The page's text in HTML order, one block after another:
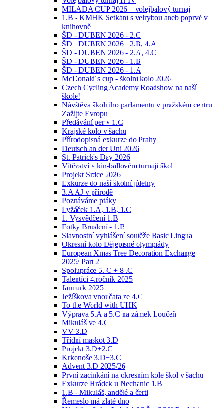
MILADA CUP 2026 – volejbalový turnaj
1.B - KMHK Setkání s velrybou aneb poprvé v
knihovně
ŠD - DUBEN 2026 - 2.C
ŠD - DUBEN 2026 - 2.B, 4.A
ŠD - DUBEN 2026 - 2.A, 4.C
ŠD - DUBEN 2026 - 1.B
ŠD - DUBEN 2026 - 1.A
McDonald´s cup - školní kolo 2026
Czech Cycling Academy Roadshow na naší
škole!
Návštěva školního parlamentu v pražském centru
Zažijte Evropu
Předávání per v 1.C
Krajské kolo v šachu
Přírodopisná exkurze do Prahy
Deutsch an der Uni 2026
St. Patrick's Day 2026
Vítězství v kin-ballovém turnaji škol
Projekt Srdce 2026
Exkurze do naší školní jídelny
3.A AJ v přírodě
Poznáváme ptáky
Lyžáček 1.A, 1.B, 1.C
1. Vysvědčení 1.B
Fotky Bruslení - 1.B
Slavnostní vyhlášení soutěže Basic Lingua
Okresní kolo Dějepisné olympiády
European Xmas Tree Decoration Exchange
2025/ Part 2
Spolupráce 5. C + 8 .C
Talentíci 4.ročník 2025
Jarmark 2025
Ježíškova vnoučata ze 4.C
To the World with UHK
Výprava 5.A a 5.C na zámek Loučeň
Mikuláš ve 4.C
VV 3.D
Třídní maskot 3.D
Projekt 3.D+2.C
Krkonoše 3.D+3.C
Advent 3.D 2025/26
První zacinkání na okresním kole škol v šachu
Exkurze Hrádek u Nechanic 1.B
1.B - Mikuláš, andělé a čerti
Řemeslo má zlaté dno